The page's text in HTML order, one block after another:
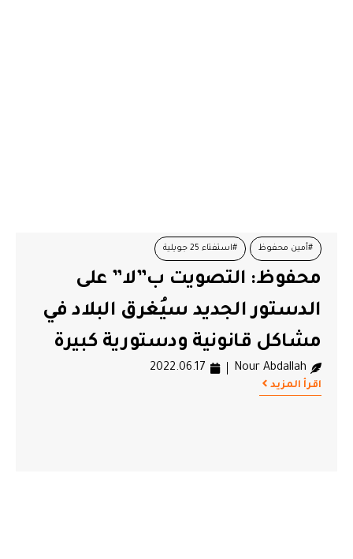
#أمين محفوظ #استفتاء 25 جويلية
محفوظ: التصويت ب”لا” على
الدستور الجديد سيُغرق البلاد في
مشاكل قانونية ودستورية كبيرة
Nour Abdallah
2022.06.17
اقرأ المزيد